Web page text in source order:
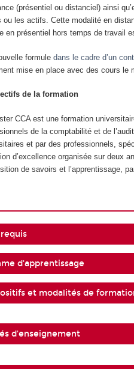
(présentiel ou distanciel) ainsi
ou les actifs. Cette modalité en
en présentiel hors temps de travail
formule dans le cadre d’un
mise en place avec des cours le
de la formation
CCA est une formation
de la comptabilité et de
et par des professionnels,
d’excellence organisée sur deux
de savoirs et l’apprentissage,
d'apprentissage
et modalités de
d'enseignement